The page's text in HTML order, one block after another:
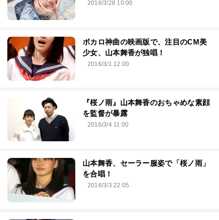
2016/3/28 10:00
ボカロ神曲の映画版で、注目のCM美
少女、山本舞香が独唱！
2016/3/1 12:00
『桜ノ雨』山本舞香のおちゃめな素顔
を監督が暴露
2016/3/4 11:00
山本舞香、セーラー服姿で「桜ノ雨」
を合唱！
2016/3/3 22:05